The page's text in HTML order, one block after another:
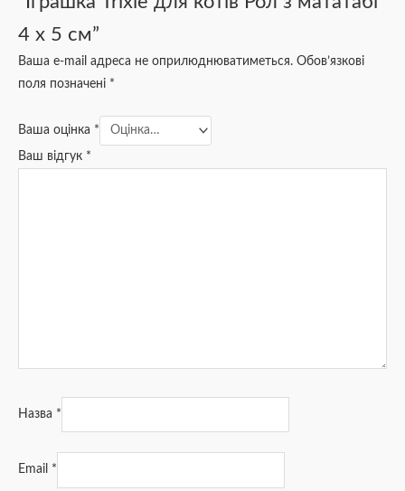
4 х 5 см”
Ваша e-mail адреса не оприлюднюватиметься. Обов’язкові
поля позначені *
Ваша оцінка *
Ваш відгук *
Назва *
Email *